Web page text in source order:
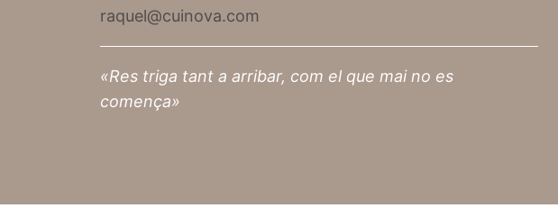
raquel@cuinova.com
«Res triga tant a arribar, com el que mai no es
comença»